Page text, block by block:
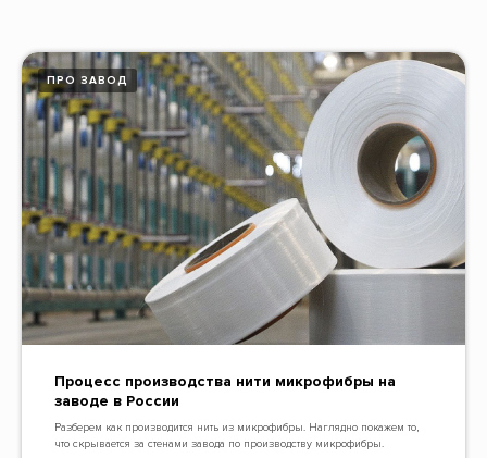
ПРО ЗАВОД
Процесс производства нити микрофибры на
заводе в России
Разберем как производится нить из микрофибры. Наглядно покажем то,
что скрывается за стенами завода по производству микрофибры.